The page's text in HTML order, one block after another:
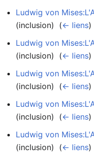
Ludwig von
(inclusion) ‎ (← liens)
Ludwig von
(inclusion) ‎ (← liens)
Ludwig von
(inclusion) ‎ (← liens)
Ludwig von
(inclusion) ‎ (← liens)
Ludwig von
(inclusion) ‎ (← liens)